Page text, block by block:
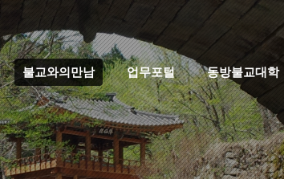
불교와의만남 업무포털 동방불교대학